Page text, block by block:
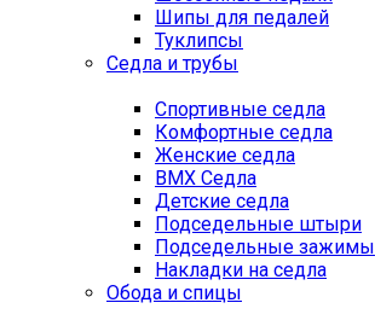
Шипы для педалей
Туклипсы
Седла и трубы
Спортивные седла
Комфортные седла
Женские седла
BMX Седла
Детские седла
Подседельные штыри
Подседельные зажимы
Накладки на седла
Обода и спицы